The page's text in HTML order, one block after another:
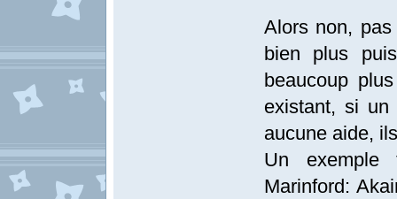
Alors non,
bien plus
beaucoup
existant, si un
aucune aide,
Un exemple
Marinford: